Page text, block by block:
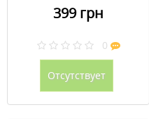
399 грн
0
Отсутствует